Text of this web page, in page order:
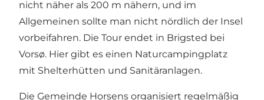
nicht näher als 200 m nähern, und im
Allgemeinen sollte man nicht nördlich der Insel
vorbeifahren. Die Tour endet in Brigsted bei
Vorsø. Hier gibt es einen Naturcampingplatz
mit Shelterhütten und Sanitäranlagen.
Die Gemeinde Horsens organisiert regelmäßig